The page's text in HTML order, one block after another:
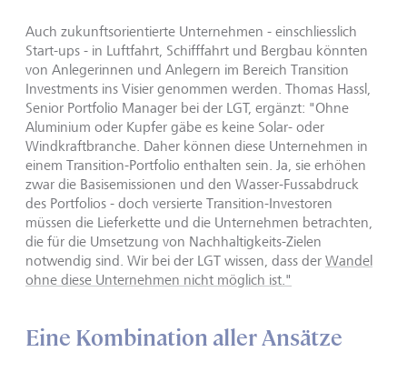
Auch zukunftsorientierte Unternehmen - einschliesslich
Start-ups - in Luftfahrt, Schifffahrt und Bergbau könnten
von Anlegerinnen und Anlegern im Bereich Transition
Investments ins Visier genommen werden. Thomas Hassl,
Senior Portfolio Manager bei der LGT, ergänzt: "Ohne
Aluminium oder Kupfer gäbe es keine Solar- oder
Windkraftbranche. Daher können diese Unternehmen in
einem Transition-Portfolio enthalten sein. Ja, sie erhöhen
zwar die Basisemissionen und den Wasser-Fussabdruck
des Portfolios - doch versierte Transition-Investoren
müssen die Lieferkette und die Unternehmen betrachten,
die für die Umsetzung von Nachhaltigkeits-Zielen
notwendig sind. Wir bei der LGT wissen, dass der Wandel
ohne diese Unternehmen nicht möglich ist."
Eine Kombination aller Ansätze